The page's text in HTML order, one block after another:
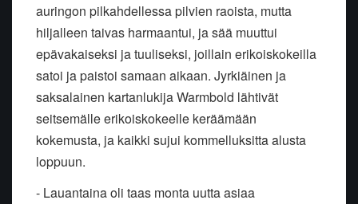
auringon pilkahdellessa pilvien raoista, mutta
hiljalleen taivas harmaantui, ja sää muuttui
epävakaiseksi ja tuuliseksi, joillain erikoiskokeilla
satoi ja paistoi samaan aikaan. Jyrkiäinen ja
saksalainen kartanlukija Warmbold lähtivät
seitsemälle erikoiskokeelle keräämään
kokemusta, ja kaikki sujui kommelluksitta alusta
loppuun.
- Lauantaina oli taas monta uutta asiaa